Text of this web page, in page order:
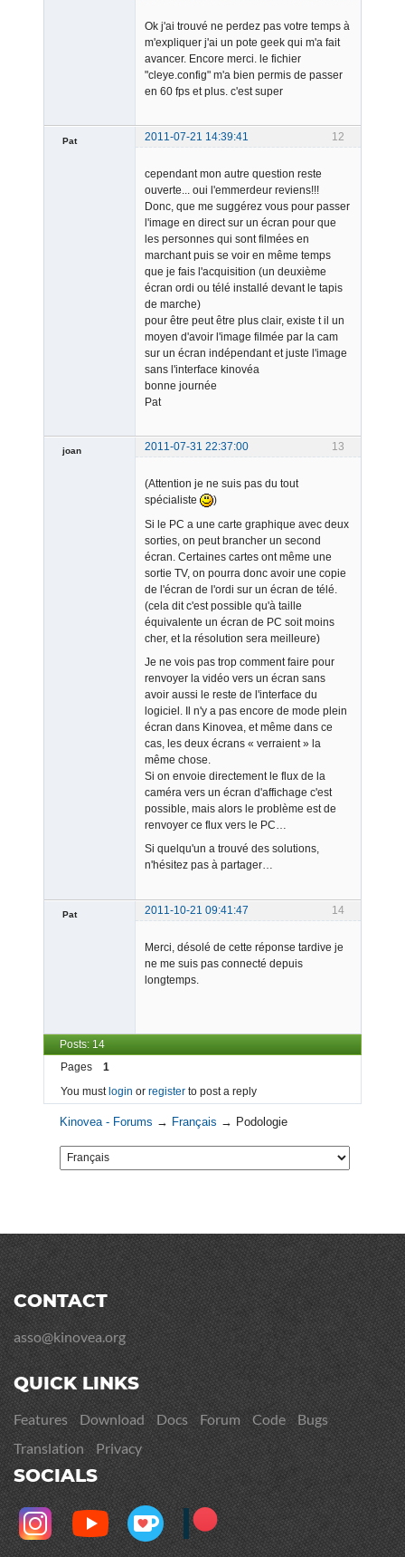
Ok j'ai trouvé ne perdez pas votre temps à
m'expliquer j'ai un pote geek qui m'a fait
avancer. Encore merci. le fichier
"cleye.config" m'a bien permis de passer
en 60 fps et plus. c'est super
12
Pat
2011-07-21 14:39:41
cependant mon autre question reste
ouverte... oui l'emmerdeur reviens!!!
Donc, que me suggérez vous pour passer
l'image en direct sur un écran pour que
les personnes qui sont filmées en
marchant puis se voir en même temps
que je fais l'acquisition (un deuxième
écran ordi ou télé installé devant le tapis
de marche)
pour être peut être plus clair, existe t il un
moyen d'avoir l'image filmée par la cam
sur un écran indépendant et juste l'image
sans l'interface kinovéa
bonne journée
Pat
13
joan 2011-07-31 22:37:00
(Attention je ne suis pas du tout
spécialiste
)
Si le PC a une carte graphique avec deux
sorties, on peut brancher un second
écran. Certaines cartes ont même une
sortie TV, on pourra donc avoir une copie
de l'écran de l'ordi sur un écran de télé.
(cela dit c'est possible qu'à taille
équivalente un écran de PC soit moins
cher, et la résolution sera meilleure)
Je ne vois pas trop comment faire pour
renvoyer la vidéo vers un écran sans
avoir aussi le reste de l'interface du
logiciel. Il n'y a pas encore de mode plein
écran dans Kinovea, et même dans ce
cas, les deux écrans « verraient » la
même chose.
Si on envoie directement le flux de la
caméra vers un écran d'affichage c'est
possible, mais alors le problème est de
renvoyer ce flux vers le PC…
Si quelqu'un a trouvé des solutions,
n'hésitez pas à partager…
14
Pat
2011-10-21 09:41:47
Merci, désolé de cette réponse tardive je
ne me suis pas connecté depuis
longtemps.
Posts: 14
Pages
1
You mustlogin or register to post a reply
Kinovea - Forums → Français → Podologie
CONTACT
asso@kinovea.org
QUICK LINKS
Features Download Docs Forum Code
Bugs
Translation
Privacy
SOCIALS